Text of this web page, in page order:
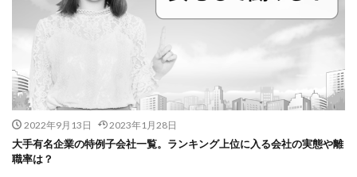
2022年9月13日 2023年1月28日
大手有名企業の特例子会社一覧。ランキング上位に入る会社の実態や離
職率は？